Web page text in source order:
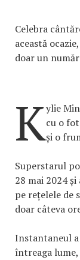
Celebra
această
doar un
Kylie
cu o
și o
Superstarul
28 mai 2024
pe rețelele de
doar câteva
Instantaneul
întreaga